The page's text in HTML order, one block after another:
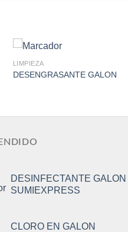
LIMPIEZA
DESENGRASANTE GALON
DESINFECTANTE GALON
SUMIEXPRESS
CLORO EN GALON